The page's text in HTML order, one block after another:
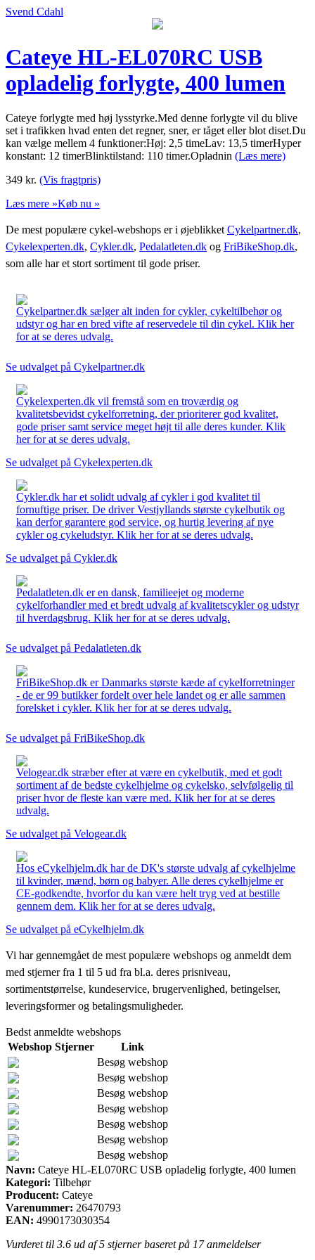
Svend Cdahl
Cateye HL-EL070RC USB
opladelig forlygte, 400 lumen
Cateye forlygte med høj lysstyrke.Med denne forlygte vil du blive
set i trafikken hvad enten det regner, sner, er tåget eller blot diset.Du
kan vælge mellem 4 funktioner:Høj: 2,5 timeLav: 13,5 timerHyper
konstant: 12 timerBlinktilstand: 110 timer.Opladnin (Læs mere)
349 kr. (Vis fragtpris)
Læs mere »Køb nu »
De mest populære cykel-webshops er i øjeblikket Cykelpartner.dk,
Cykelexperten.dk, Cykler.dk, Pedalatleten.dk og FriBikeShop.dk,
som alle har et stort sortiment til gode priser.
Cykelpartner.dk sælger alt inden for cykler, cykeltilbehør og
udstyr og har en bred vifte af reservedele til din cykel. Klik her
for at se deres udvalg.
Se udvalget på Cykelpartner.dk
Cykelexperten.dk vil fremstå som en troværdig og
kvalitetsbevidst cykelforretning, der prioriterer god kvalitet,
gode priser samt service meget højt til alle deres kunder. Klik
her for at se deres udvalg.
Se udvalget på Cykelexperten.dk
Cykler.dk har et solidt udvalg af cykler i god kvalitet til
fornuftige priser. De driver Vestjyllands største cykelbutik og
kan derfor garantere god service, og hurtig levering af nye
cykler og cykeludstyr. Klik her for at se deres udvalg.
Se udvalget på Cykler.dk
Pedalatleten.dk er en dansk, familieejet og moderne
cykelforhandler med et bredt udvalg af kvalitetscykler og udstyr
til hverdagsbrug. Klik her for at se deres udvalg.
Se udvalget på Pedalatleten.dk
FriBikeShop.dk er Danmarks største kæde af cykelforretninger
- de er 99 butikker fordelt over hele landet og er alle sammen
forelsket i cykler. Klik her for at se deres udvalg.
Se udvalget på FriBikeShop.dk
Velogear.dk stræber efter at være en cykelbutik, med et godt
sortiment af de bedste cykelhjelme og cykelsko, selvfølgelig til
priser hvor de fleste kan være med. Klik her for at se deres
udvalg.
Se udvalget på Velogear.dk
Hos eCykelhjelm.dk har de DK's største udvalg af cykelhjelme
til kvinder, mænd, børn og babyer. Alle deres cykelhjelme er
CE-godkendte, hvorfor du kan være helt tryg ved at bestille
gennem dem. Klik her for at se deres udvalg.
Se udvalget på eCykelhjelm.dk
Vi har gennemgået de mest populære webshops og anmeldt dem
med stjerner fra 1 til 5 ud fra bl.a. deres prisniveau,
sortimentstørrelse, kundeservice, brugervenlighed, betingelser,
leveringsformer og betalingsmuligheder.
Bedst anmeldte webshops
Webshop Stjerner
Link
Besøg webshop
Besøg webshop
Besøg webshop
Besøg webshop
Besøg webshop
Besøg webshop
Besøg webshop
Navn: Cateye HL-EL070RC USB opladelig forlygte, 400 lumen
Kategori: Tilbehør
Producent: Cateye
Varenummer: 26470793
EAN: 4990173030354
Vurderet til 3.6 ud af 5 stjerner baseret på 17anmeldelser